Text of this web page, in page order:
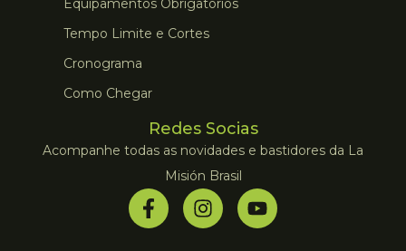
Equipamentos Obrigatórios
Tempo Limite e Cortes
Cronograma
Como Chegar
Redes Socias
Acompanhe todas as novidades e bastidores da La
Misión Brasil